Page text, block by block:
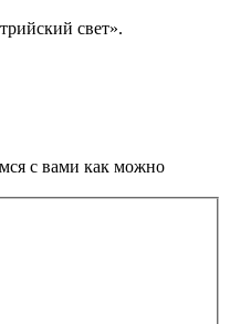
свет».
с вами как можно